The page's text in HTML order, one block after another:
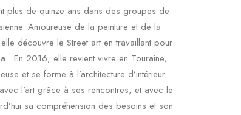
plus de quinze ans dans des groupes de
Amoureuse de la peinture et de la
découvre le Street art en travaillant pour
. En 2016, elle revient vivre en Touraine,
et se forme à l’architecture d’intérieur
l’art grâce à ses rencontres, et avec le
sa compréhension des besoins et son